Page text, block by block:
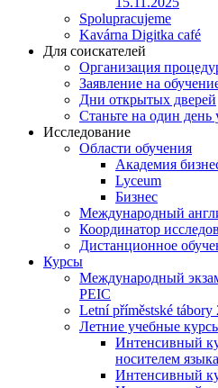
Spolupracujeme
Kavárna Digitka café
Для соискателей
Организация
Заявление на
Дни открытых дверей
Станьте на один
Исследование
Области обучения
Академия
Lyceum
Бизнес
Международный
Координатор
Дистанционное
Курсы
Международный
PEIC
Letní příměstské tábory
Летние учебные
Интенсивный
носителем языка
Интенсивный